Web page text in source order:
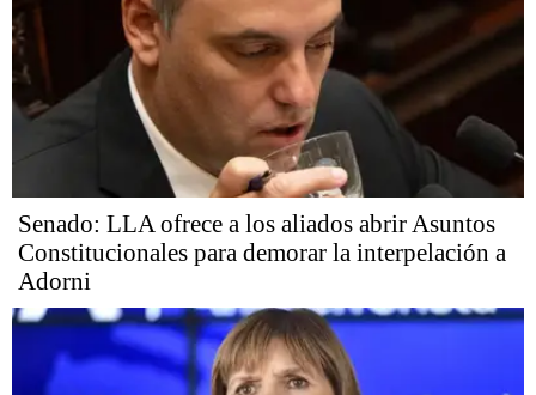
Senado: LLA ofrece a los aliados abrir Asuntos
Constitucionales para demorar la interpelación a
Adorni